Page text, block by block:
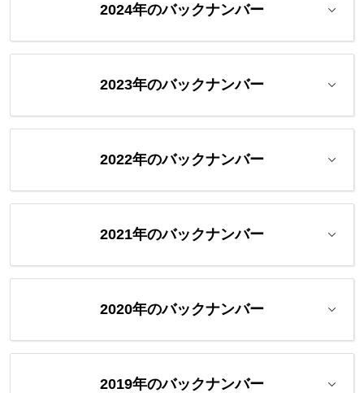
2024年のバックナンバー
2023年のバックナンバー
2022年のバックナンバー
2021年のバックナンバー
2020年のバックナンバー
2019年のバックナンバー